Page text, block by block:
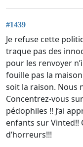
#1439
Je refuse cette
traque pas des
pour les renvoyer
fouille pas la
soit la raison. Nous
Concentrez-vous
pédophiles !! J’ai
enfants sur Vinted!!
d’horreurs!!!